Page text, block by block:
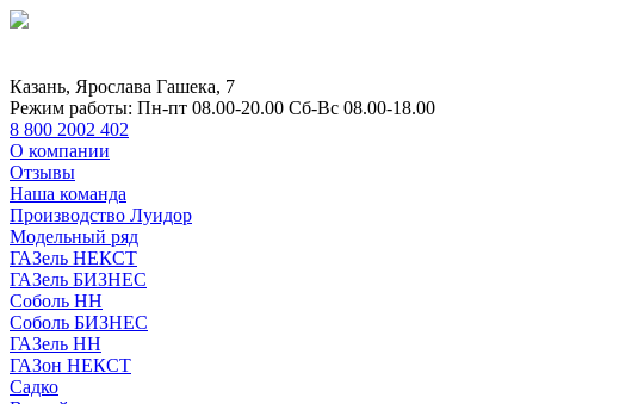
Казань, Ярослава Гашека, 7
Режим работы: Пн-пт 08.00-20.00 Сб-Вс 08.00-18.00
8 800 2002 402
О компании
Отзывы
Наша команда
Производство Луидор
Модельный ряд
ГАЗель НЕКСТ
ГАЗель БИЗНЕС
Соболь НН
Соболь БИЗНЕС
ГАЗель НН
ГАЗон НЕКСТ
Садко